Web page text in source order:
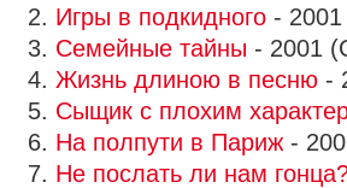
2. Игры в подкидного -
3. Семейные тайны - 2001
4. Жизнь длиною в песню -
5. Сыщик с плохим
6. На полпути в Париж -
7. Не послать ли нам